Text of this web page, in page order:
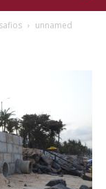
unnamed